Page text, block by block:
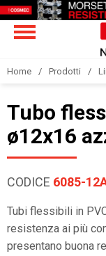
Home Prodotti
Tubo
ø12x16
CODICE 6085-
Tubi flessibili in
resistenza ai più
presentano buona